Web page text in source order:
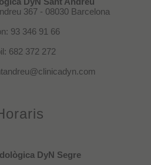
367 - 08030 Barcelona
93 346 91 66
682 372 272
DyN Segre